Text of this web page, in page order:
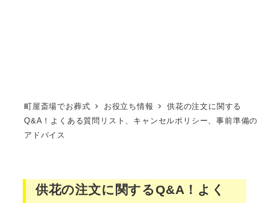
町屋斎場でお葬式 お役立ち情報
供花の注文に関する
Q&A！よくある質問リスト、キャンセルポリシー、事前準備の
アドバイス
供花の注文に関するQ&A！よく